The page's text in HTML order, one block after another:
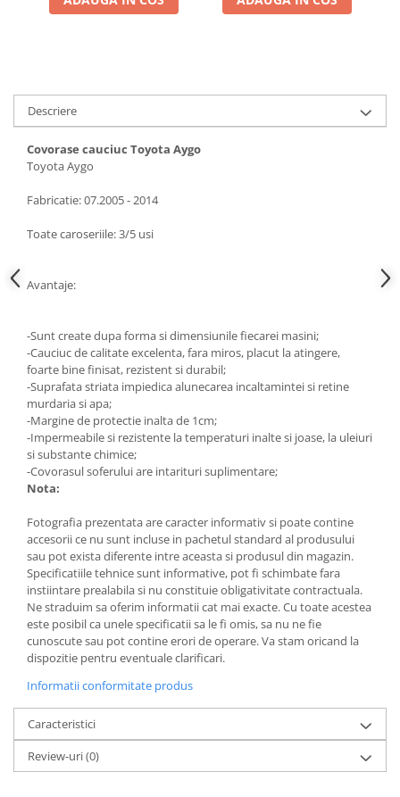
Instrumente Atelier
Piese si accesorii
Incalzire scaune
Paravanturi auto
Descriere
Covorase cauciuc Toyota Aygo
Toyota Aygo
Fabricatie: 07.2005 - 2014
Toate caroseriile: 3/5 usi
Avantaje:
-Sunt create dupa forma si dimensiunile fiecarei masini;
-Cauciuc de calitate excelenta, fara miros, placut la atingere,
foarte bine finisat, rezistent si durabil;
-Suprafata striata impiedica alunecarea incaltamintei si retine
murdaria si apa;
-Margine de protectie inalta de 1cm;
-Impermeabile si rezistente la temperaturi inalte si joase, la uleiuri
si substante chimice;
-Covorasul soferului are intarituri suplimentare;
Nota:
Fotografia prezentata are caracter informativ si poate contine
accesorii ce nu sunt incluse in pachetul standard al produsului
sau pot exista diferente intre aceasta si produsul din magazin.
Specificatiile tehnice sunt informative, pot fi schimbate fara
instiintare prealabila si nu constituie obligativitate contractuala.
Ne straduim sa oferim informatii cat mai exacte. Cu toate acestea
este posibil ca unele specificatii sa le fi omis, sa nu ne fie
cunoscute sau pot contine erori de operare. Va stam oricand la
dispozitie pentru eventuale clarificari.
Informatii conformitate produs
Caracteristici
Review-uri(0)